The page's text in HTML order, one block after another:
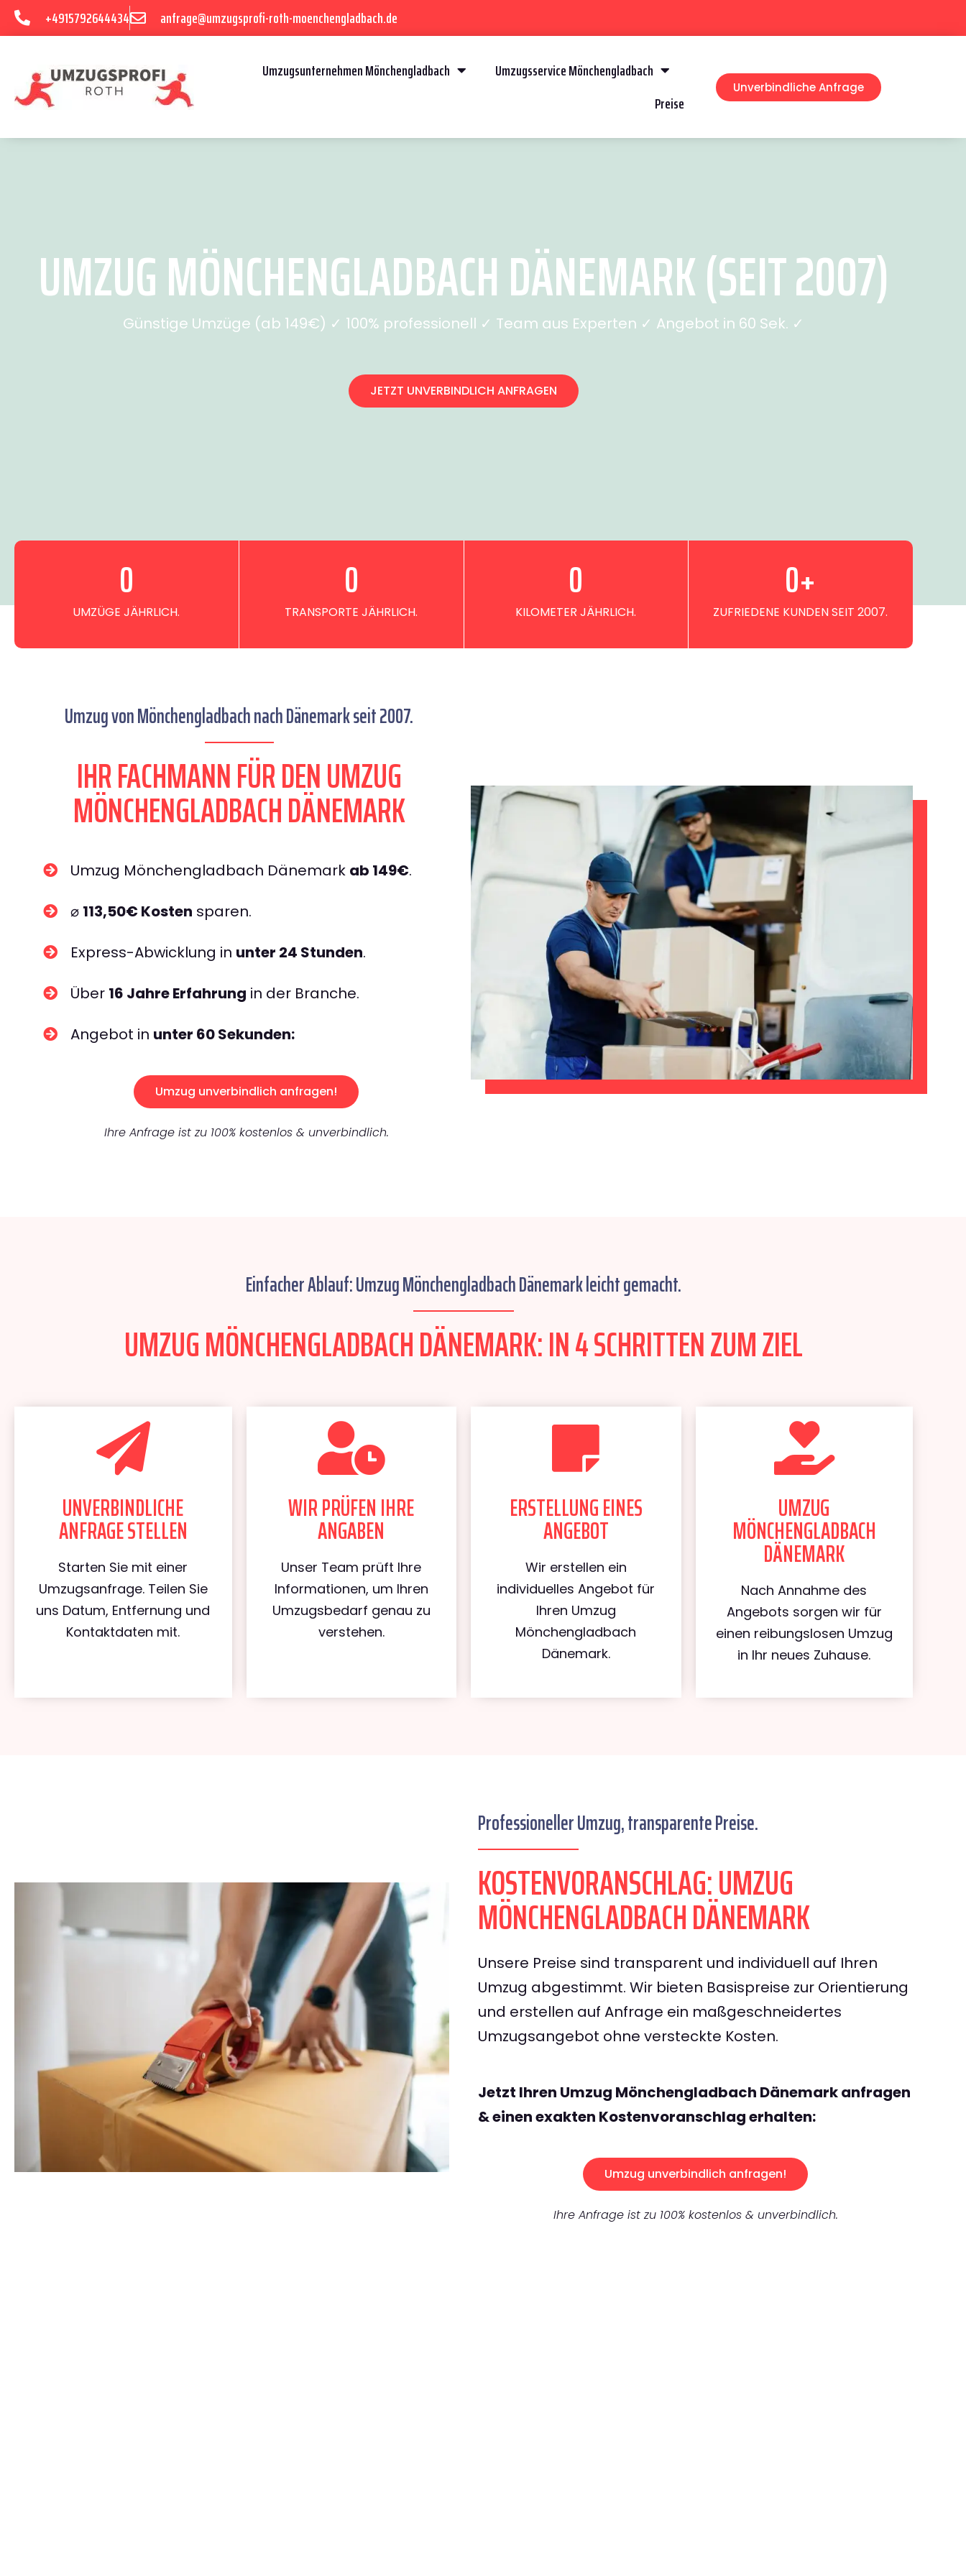
+4915792644434 anfrage@umzugsprofi-roth-moenchengladbach.de
Umzugsunternehmen Mönchengladbach
Umzugsservice Mönchengladbach
Preise
Unverbindliche Anfrage
UMZUG MÖNCHENGLADBACH DÄNEMARK (SEIT 2007)
Günstige Umzüge (ab 149€) ✓ 100% professionell ✓ Team aus Experten ✓ Angebot in 60 Sek. ✓
JETZT UNVERBINDLICH ANFRAGEN
UMZÜGE JÄHRLICH.
0
TRANSPORTE JÄHRLICH.
0
KILOMETER JÄHRLICH.
0
ZUFRIEDENE KUNDEN SEIT 2007.
0+
Umzug von Mönchengladbach nach Dänemark seit 2007.
IHR FACHMANN FÜR DEN UMZUG
MÖNCHENGLADBACH DÄNEMARK
Umzug Mönchengladbach Dänemark ab 149€.
⌀ 113,50€ Kosten sparen.
Express-Abwicklung in unter 24 Stunden.
Über 16 Jahre Erfahrung in der Branche.
Angebot in unter 60 Sekunden:
Umzug unverbindlich anfragen!
Ihre Anfrage ist zu 100% kostenlos & unverbindlich.
Einfacher Ablauf: Umzug Mönchengladbach Dänemark leicht gemacht.
UMZUG MÖNCHENGLADBACH DÄNEMARK: IN 4 SCHRITTEN ZUM ZIEL
UNVERBINDLICHE
ANFRAGE STELLEN
Starten Sie mit einer
Umzugsanfrage. Teilen Sie
uns Datum, Entfernung und
Kontaktdaten mit.
WIR PRÜFEN IHRE
ANGABEN
Unser Team prüft Ihre
Informationen, um Ihren
Umzugsbedarf genau zu
verstehen.
ERSTELLUNG EINES
ANGEBOT
Wir erstellen ein
individuelles Angebot für
Ihren Umzug
Mönchengladbach
Dänemark.
UMZUG
MÖNCHENGLADBACH
DÄNEMARK
Nach Annahme des
Angebots sorgen wir für
einen reibungslosen Umzug
in Ihr neues Zuhause.
Professioneller Umzug, transparente Preise.
KOSTENVORANSCHLAG: UMZUG
MÖNCHENGLADBACH DÄNEMARK
Unsere Preise sind transparent und individuell auf Ihren
Umzug abgestimmt. Wir bieten Basispreise zur Orientierung
und erstellen auf Anfrage ein maßgeschneidertes
Umzugsangebot ohne versteckte Kosten.
Jetzt Ihren Umzug Mönchengladbach Dänemark anfragen
& einen exakten Kostenvoranschlag erhalten:
Umzug unverbindlich anfragen!
Ihre Anfrage ist zu 100% kostenlos & unverbindlich.